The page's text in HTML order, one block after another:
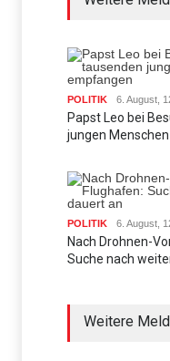
POLITIK 6. August,
Papst Leo bei
jungen
POLITIK 6. August,
Nach Drohnen-
Suche nach
Weitere